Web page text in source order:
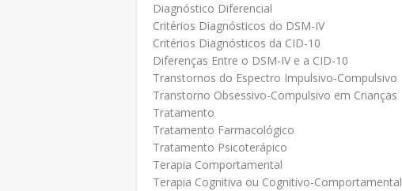
Diagnóstico Diferencial
Critérios Diagnósticos do DSM-IV
Critérios Diagnósticos da CID-10
Diferenças Entre o DSM-IV e a CID-10
Transtornos do Espectro Impulsivo-Compulsivo
Transtorno Obsessivo-Compulsivo em Crianças
Tratamento
Tratamento Farmacológico
Tratamento Psicoterápico
Terapia Comportamental
Terapia Cognitiva ou Cognitivo-Comportamental